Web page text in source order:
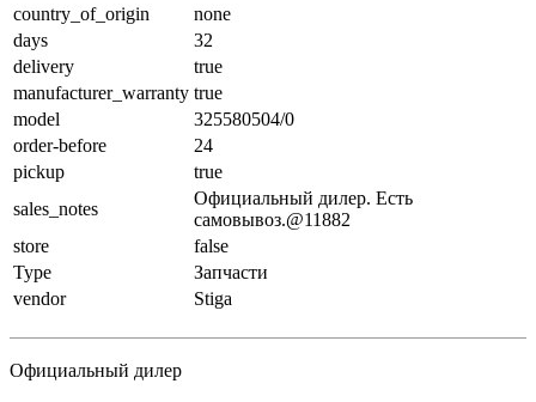
country_of_origin
none
days
32
delivery
true
manufacturer_warranty true
model
325580504/0
order-before
24
pickup
true
sales_notes
Официальный дилер. Есть
самовывоз.@11882
store
false
Type
Запчасти
vendor
Stiga
Официальный дилер